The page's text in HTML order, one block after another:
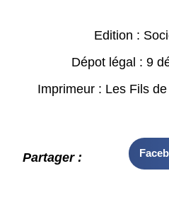
Edition :
Dépot légal : 9
Imprimeur : Les Fils
Partager :